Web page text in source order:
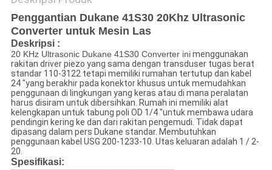
Penggantian Dukane 41S30 20Khz Ultrasonic
Converter untuk Mesin Las
Deskripsi :
20 KHz Ultrasonic Dukane 41S30 Converter inimenggunakan
rakitan driver piezo yang sama dengan transduser tugas berat
standar 110-3122 tetapi memiliki rumahan tertutup dan kabel
24 "yang berakhir pada konektor khusus untuk memudahkan
penggunaan di lingkungan yang keras atau di mana peralatan
harus disiram untuk dibersihkan. Rumah ini memiliki alat
kelengkapan untuk tabung poli OD 1/4 "untuk membawa udara
pendingin kering ke dan dari rakitan pengemudi. Tidak dapat
dipasang dalam pers Dukane standar. Membutuhkan
penggunaan kabel USG 200-1233-10. Utas keluaran adalah 1 / 2-
20.
Spesifikasi: